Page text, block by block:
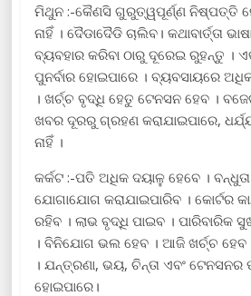
ମିଥୁନ :-କୈଣସି ଗୁରୁତ୍ୱପୂର୍ଣ୍ଣ ନିଷ୍ପତ୍ତି
ନାହିଁ । ଦୈଡାଦୈଡି ଚାଲିବ। କଥାବାର୍ତ୍ତା
ବ୍ୟବହାର କରିବା ଠାରୁ ଦୂରେଇ ରୁହନ୍ତୁ ।
ପୁନର୍ବାର ହୋଇପାରେ । ବ୍ୟବସାୟରେ
। ଖର୍ଚ୍ଚ ବୃଦ୍ଧି ହେତୁ ଟେନସନ ହେବ ।
ଖବର ଦୂରରୁ ଗ୍ରହଣ କରାଯାଇପାରେ,
ନାହିଁ ।
କର୍କଟ :-ପତି ଅଧିକ ଦୟାଳୁ ହେବେ ।
ଯୋଗାଯୋଗ କରାଯାଇପାରିବ । କୋର୍ଟର
ରହିବ । ଲାଭ ବୃଦ୍ଧି ପାଇବ । ପାରିବାରିକ
। ବିନିଯୋଗ ଭଲ ହେବ । ଆଜି ଖର୍ଚ୍ଚ ହେବ
। ଯନ୍ତ୍ରଣା, ଭୟ, ଚିନ୍ତା ଏବଂ
ହୋଇପାରେ।